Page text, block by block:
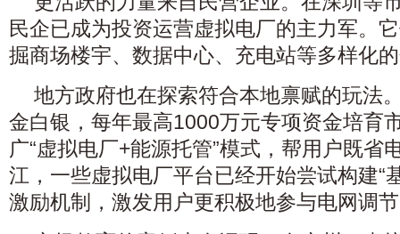
民企已成为投资运营虚拟电厂的主力军。
掘商场楼宇、数据中心、充电站等多样化
地方政府也在探索符合本地禀赋的玩法
金白银，每年最高1000万元专项资金培育
广“虚拟电厂+能源托管”模式，帮用户既省
江，一些虚拟电厂平台已经开始尝试构建“
激励机制，激发用户更积极地参与电网调